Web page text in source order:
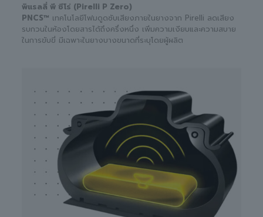
พิแรลลี่ พี ซีโร่ (Pirelli P Zero)
PNCS™ เทคโนโลยีโฟมดูดซับเสียงภายในยางจาก Pirelli ลดเสียง
รบกวนในห้องโดยสารได้ถึงครึ่งหนึ่ง เพิ่มความเงียบและความสบาย
ในการขับขี่ มีเฉพาะในยางบางขนาดที่ระบุโดยผู้ผลิต